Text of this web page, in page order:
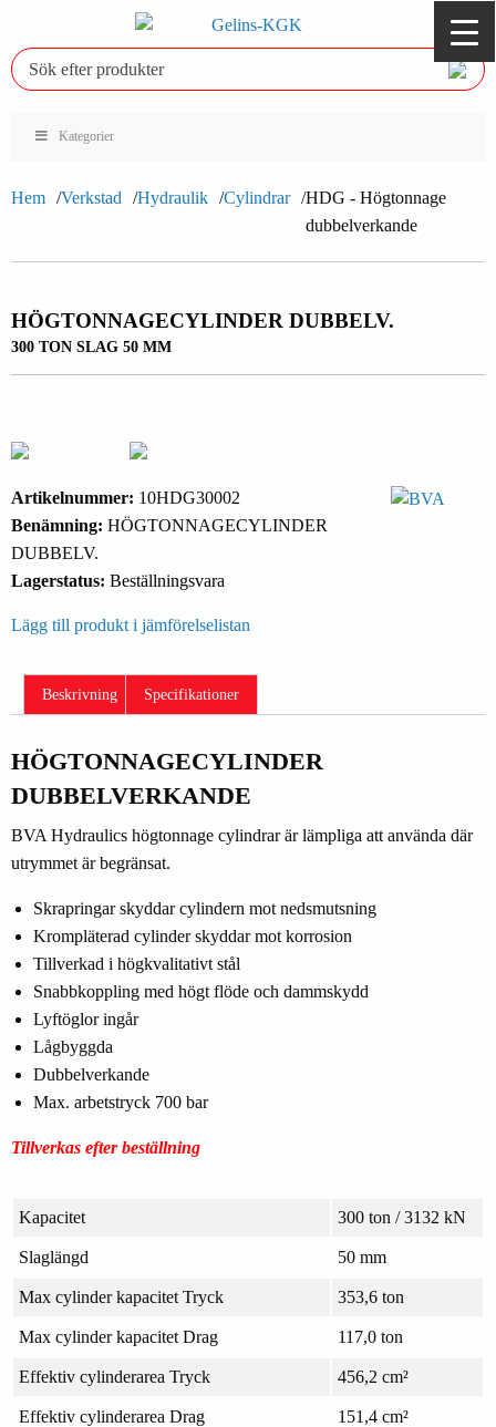
Kategorier
Hem Verkstad Hydraulik Cylindrar
HDG - Högtonnage
dubbelverkande
HÖGTONNAGECYLINDER DUBBELV.
300 TON SLAG 50 MM
Artikelnummer: 10HDG30002
Benämning: HÖGTONNAGECYLINDER
DUBBELV.
Lagerstatus: Beställningsvara
Lägg till produkt i jämförelselistan
Beskrivning Specifikationer
HÖGTONNAGECYLINDER
DUBBELVERKANDE
BVA Hydraulics högtonnage cylindrar är lämpliga att använda där
utrymmet är begränsat.
Skrapringar skyddar cylindern mot nedsmutsning
Krompläterad cylinder skyddar mot korrosion
Tillverkad i högkvalitativt stål
Snabbkoppling med högt flöde och dammskydd
Lyftöglor ingår
Lågbyggda
Dubbelverkande
Max. arbetstryck 700 bar
Tillverkas efter beställning
Kapacitet 300 ton / 3132 kN
Slaglängd 50 mm
Max cylinder kapacitet Tryck 353,6 ton
Max cylinder kapacitet Drag 117,0 ton
Effektiv cylinderarea Tryck 456,2 cm²
Effektiv cylinderarea Drag 151,4 cm²